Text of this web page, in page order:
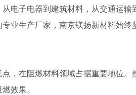
电子电器到建筑材料，从交通运
专业生产厂家，南京镁扬新材料始
，在阻燃材料领域占据重要地位
效果。